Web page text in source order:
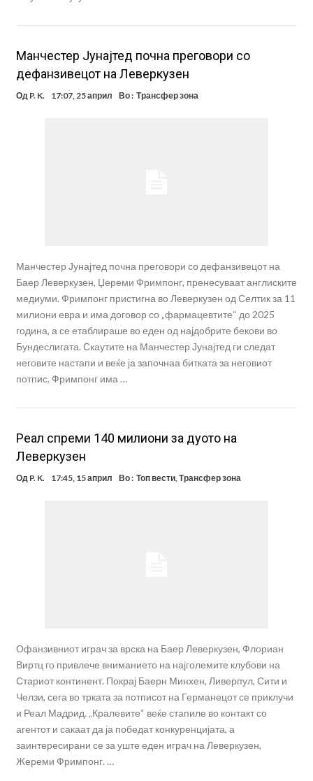
Манчестер Јунајтед почна преговори со
дефанзивецот на Леверкузен
Од P. K. 17:07, 25 април Во : Трансфер зона
Манчестер Јунајтед почна преговори со дефанзивецот на
Баер Леверкузен, Џереми Фримпонг, пренесуваат англиските
медиуми. Фримпонг пристигна во Леверкузен од Селтик за 11
милиони евра и има договор со „фармацевтите“ до 2025
година, а се етаблираше во еден од најдобрите бекови во
Бундеслигата. Скаутите на Манчестер Јунајтед ги следат
неговите настапи и веќе ја започнаа битката за неговиот
потпис. Фримпонг има …
Реал спреми 140 милиони за дуото на
Леверкузен
Од P. K. 17:45, 15 април Во : Топ вести,Трансфер зона
Офанзивниот играч за врска на Баер Леверкузен, Флориан
Виртц го привлече вниманието на најголемите клубови на
Стариот континент. Покрај Баерн Минхен, Ливерпул, Сити и
Челзи, сега во трката за потписот на Германецот се приклучи
и Реал Мадрид. „Кралевите“ веќе стапиле во контакт со
агентот и сакаат да ја победат конкуренцијата, а
заинтересирани се за уште еден играч на Леверкузен,
Жереми Фримпонг. …